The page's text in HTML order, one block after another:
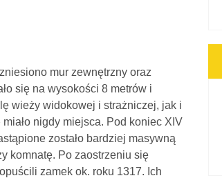
mur zewnętrzny oraz
się na wysokości 8 metrów i
wieży widokowej i strażniczej, jak i
nigdy miejsca. Pod koniec XIV
zostało bardziej masywną
komnatę. Po zaostrzeniu się
zamek ok. roku 1317. Ich